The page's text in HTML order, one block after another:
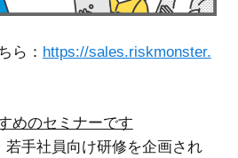
ら： https://sales.riskmonster.
めのセミナーです
若手社員向け研修を企画され